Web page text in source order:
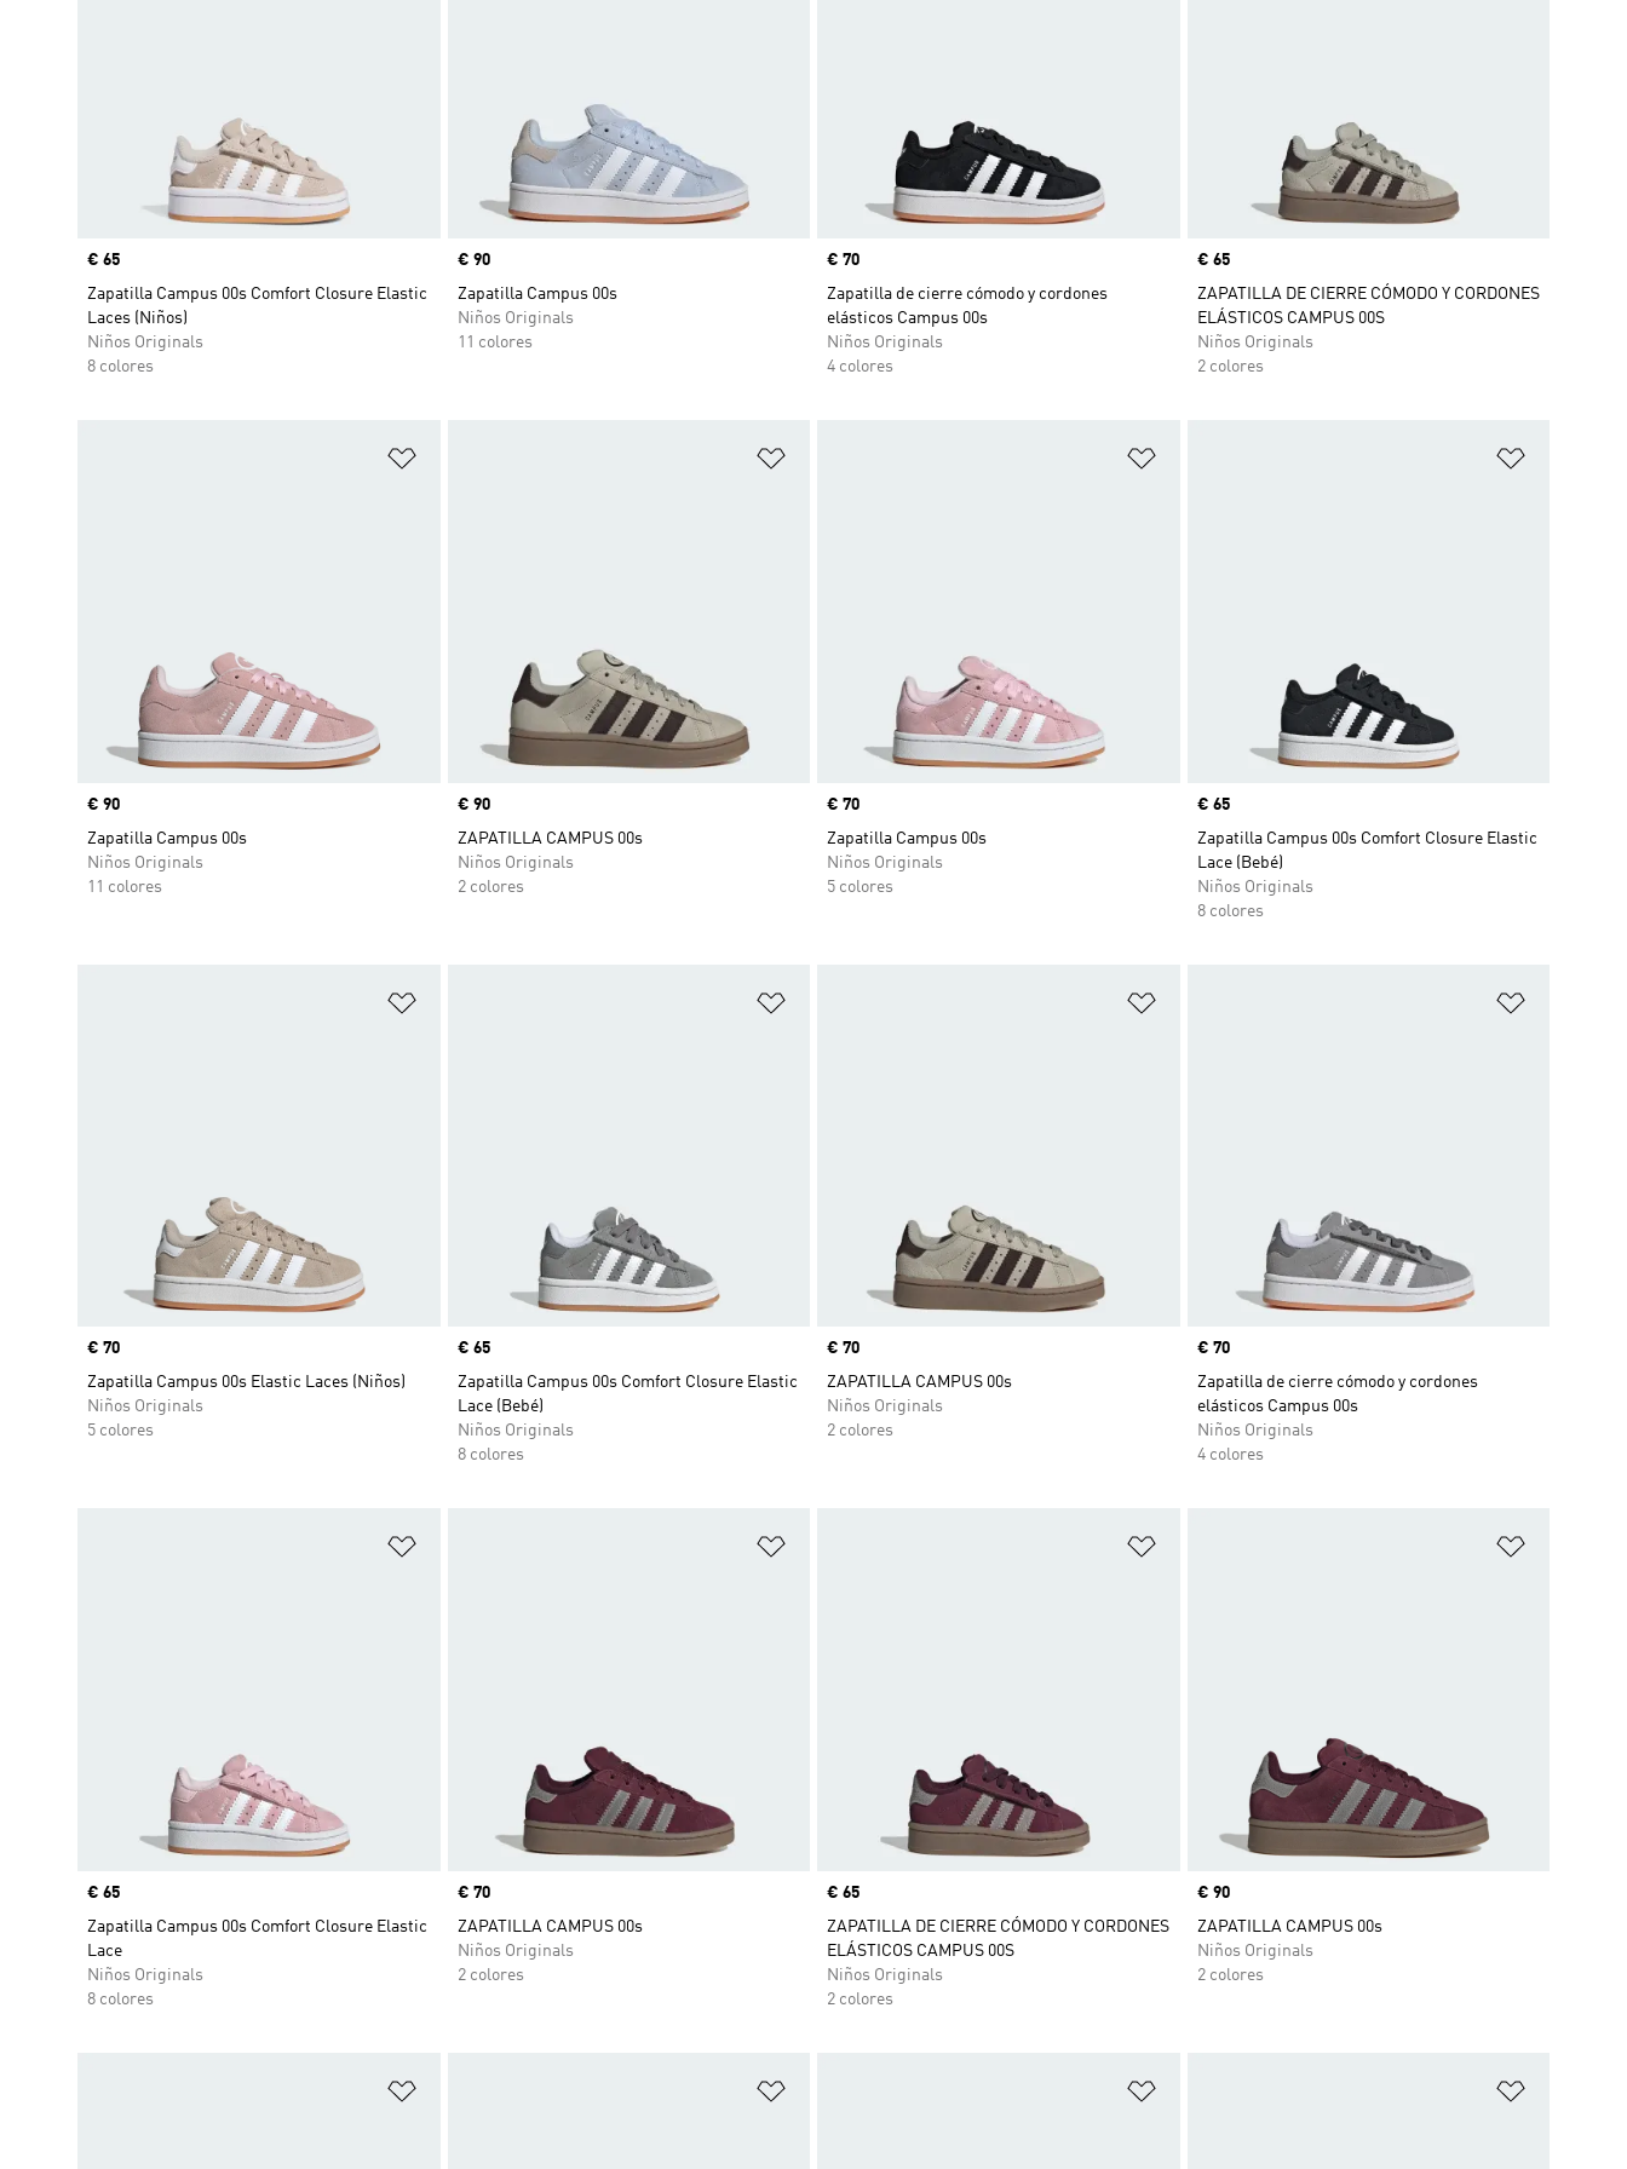
Precio
€ 65
Zapatilla Campus 00s Comfort Closure Elastic
Laces (Niños)
Niños Originals
8 colores
Precio
€ 90
Zapatilla Campus 00s
Niños Originals
11 colores
Precio
€ 70
Zapatilla de cierre cómodo y cordones
elásticos Campus 00s
Niños Originals
4 colores
Precio
€ 65
ZAPATILLA DE CIERRE CÓMODO Y CORDONES
ELÁSTICOS CAMPUS 00S
Niños Originals
2 colores
Precio
€ 90
Zapatilla Campus 00s
Niños Originals
11 colores
Precio
€ 90
ZAPATILLA CAMPUS 00s
Niños Originals
2 colores
Precio
€ 70
Zapatilla Campus 00s
Niños Originals
5 colores
Precio
€ 65
Zapatilla Campus 00s Comfort Closure Elastic
Lace (Bebé)
Niños Originals
8 colores
Precio
€ 70
Zapatilla Campus 00s Elastic Laces (Niños)
Niños Originals
5 colores
Precio
€ 65
Zapatilla Campus 00s Comfort Closure Elastic
Lace (Bebé)
Niños Originals
8 colores
Precio
€ 70
ZAPATILLA CAMPUS 00s
Niños Originals
2 colores
Precio
€ 70
Zapatilla de cierre cómodo y cordones
elásticos Campus 00s
Niños Originals
4 colores
Precio
€ 65
Zapatilla Campus 00s Comfort Closure Elastic
Lace
Niños Originals
8 colores
Precio
€ 70
ZAPATILLA CAMPUS 00s
Niños Originals
2 colores
Precio
€ 65
ZAPATILLA DE CIERRE CÓMODO Y CORDONES
ELÁSTICOS CAMPUS 00S
Niños Originals
2 colores
Precio
€ 90
ZAPATILLA CAMPUS 00s
Niños Originals
2 colores